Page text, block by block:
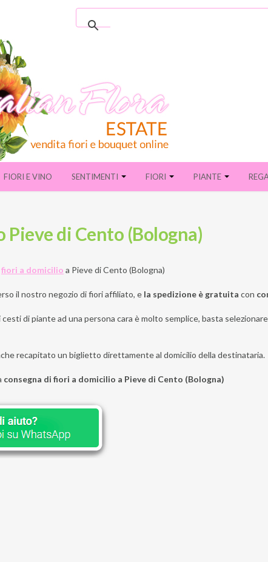
FIORI E VINO SENTIMENTI FIORI PIANTE
Pieve di Cento (Bologna)
fiori a domicilio a Pieve di Cento (Bologna)
il nostro negozio di fiori affiliato, e la spedizione è gratuita con
di piante ad una persona cara è molto semplice, basta
recapitato un biglietto direttamente al domicilio della destinataria.
consegna di fiori a domicilio a Pieve di Cento (Bologna)